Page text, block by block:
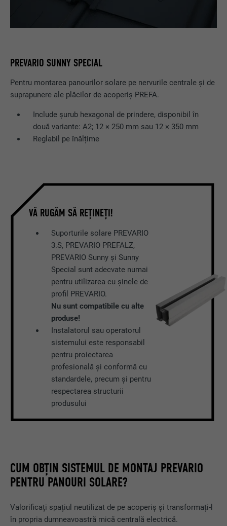
PREVARIO SUNNY SPECIAL
Pentru montarea panourilor solare pe nervurile centrale și de
suprapunere ale plăcilor de acoperiș PREFA.
Include șurub hexagonal de prindere, disponibil în
două variante: A2; 12 × 250 mm sau 12 × 350 mm
Reglabil pe înălțime
VĂ RUGĂM SĂ REȚINEȚI!
Suporturile solare PREVARIO
3.S, PREVARIO PREFALZ,
PREVARIO Sunny și Sunny
Special sunt adecvate numai
pentru utilizarea cu șinele de
profil PREVARIO.
Nu sunt compatibile cu alte
produse!
Instalatorul sau operatorul
sistemului este responsabil
pentru proiectarea
profesională și conformă cu
standardele, precum și pentru
respectarea structurii
produsului
CUM OBȚIN SISTEMUL DE MONTAJ PREVARIO
PENTRU PANOURI SOLARE?
Valorificați spațiul neutilizat de pe acoperiș și transformați-l
în propria dumneavoastră mică centrală electrică.